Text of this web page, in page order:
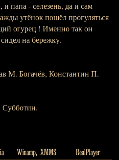
папа - селезень, да и сам
утёнок пошёл прогуляться
огурец ! Именно так он
на бережку.
М. Богачёв, Константин П.
Субботин.